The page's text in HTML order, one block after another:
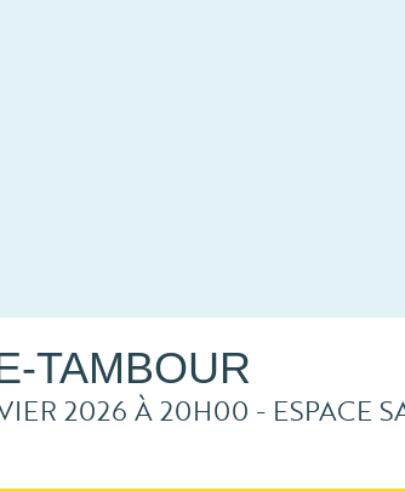
TAMBOUR
2026 À 20H00 - ESPACE